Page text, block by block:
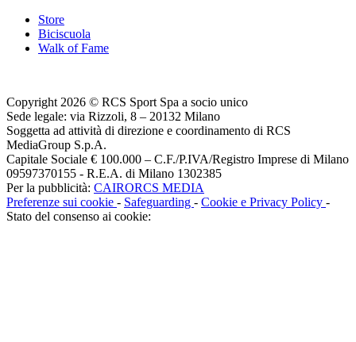
Store
Biciscuola
Walk of Fame
Copyright 2026 © RCS Sport Spa a socio unico
Sede legale: via Rizzoli, 8 – 20132 Milano
Soggetta ad attività di direzione e coordinamento di RCS
MediaGroup S.p.A.
Capitale Sociale € 100.000 – C.F./P.IVA/Registro Imprese di Milano
09597370155 - R.E.A. di Milano 1302385
Per la pubblicità: CAIRORCS MEDIA
Preferenze sui cookie - Safeguarding - Cookie e Privacy Policy -
Stato del consenso ai cookie: